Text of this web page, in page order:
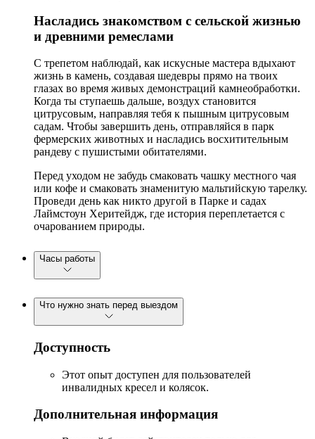
Насладись знакомством с сельской жизнью
и древними ремеслами
С трепетом наблюдай, как искусные мастера вдыхают
жизнь в камень, создавая шедевры прямо на твоих
глазах во время живых демонстраций камнеобработки.
Когда ты ступаешь дальше, воздух становится
цитрусовым, направляя тебя к пышным цитрусовым
садам. Чтобы завершить день, отправляйся в парк
фермерских животных и насладись восхитительным
рандеву с пушистыми обитателями.
Перед уходом не забудь смаковать чашку местного чая
или кофе и смаковать знаменитую мальтийскую тарелку.
Проведи день как никто другой в Парке и садах
Лаймстоун Херитейдж, где история переплетается с
очарованием природы.
Часы работы
Что нужно знать перед выездом
Доступность
Этот опыт доступен для пользователей
инвалидных кресел и колясок.
Дополнительная информация